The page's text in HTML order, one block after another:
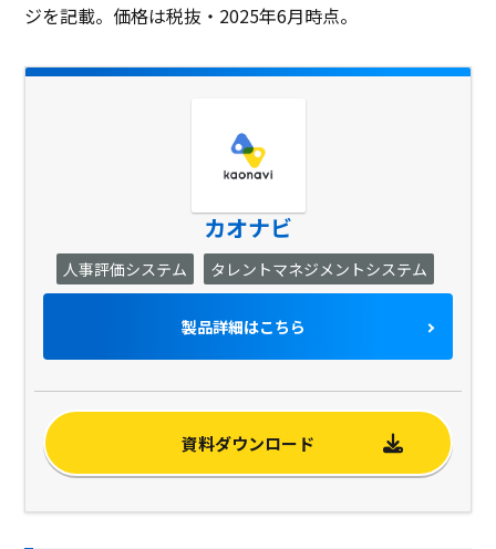
ジを記載。価格は税抜・2025年6月時点。
カオナビ
人事評価システム タレントマネジメントシステム
製品詳細はこちら
資料ダウンロード